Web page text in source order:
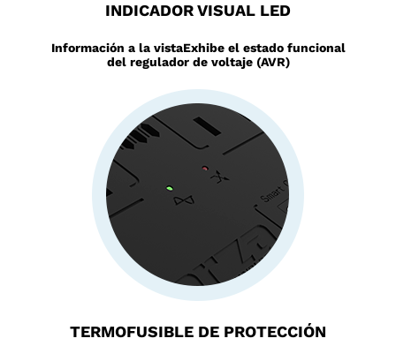
INDICADOR VISUAL LED
Información a la vistaExhibe el estado funcional
del regulador de voltaje (AVR)
TERMOFUSIBLE DE PROTECCIÓN